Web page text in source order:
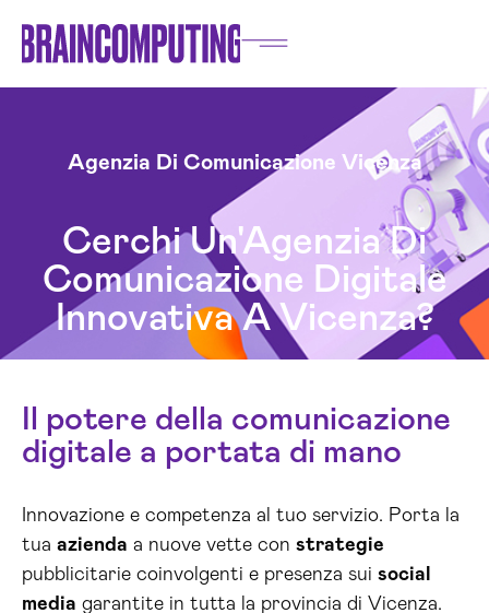
Agenzia Di Comunicazione Vicenza
Cerchi Un'Agenzia Di
Comunicazione Digitale
Innovativa A Vicenza?
Il potere della comunicazione
digitale a portata di mano
Innovazione e competenza al tuo servizio. Porta la
tua azienda a nuove vette con strategie
pubblicitarie coinvolgenti e presenza sui social
media garantite in tutta la provincia di Vicenza.